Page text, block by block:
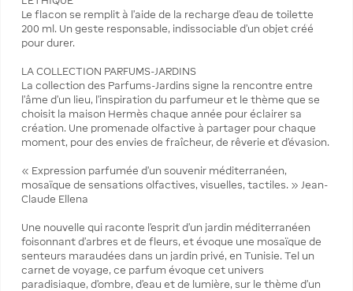
Le flacon se remplit à l’aide de la recharge d’eau de toilette
200 ml. Un geste responsable, indissociable d’un objet créé
pour durer.
LA COLLECTION PARFUMS-JARDINS
La collection des Parfums-Jardins signe la rencontre entre
l'âme d'un lieu, l'inspiration du parfumeur et le thème que se
choisit la maison Hermès chaque année pour éclairer sa
création. Une promenade olfactive à partager pour chaque
moment, pour des envies de fraîcheur, de rêverie et d'évasion.
« Expression parfumée d’un souvenir méditerranéen,
mosaïque de sensations olfactives, visuelles, tactiles. » Jean-
Claude Ellena
Une nouvelle qui raconte l’esprit d’un jardin méditerranéen
foisonnant d’arbres et de fleurs, et évoque une mosaïque de
senteurs maraudées dans un jardin privé, en Tunisie. Tel un
carnet de voyage, ce parfum évoque cet univers
paradisiaque, d’ombre, d’eau et de lumière, sur le thème d’un